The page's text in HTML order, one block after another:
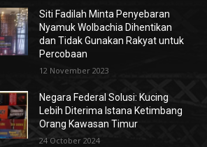
Siti Fadilah Minta Penyebaran
Nyamuk Wolbachia Dihentikan
dan Tidak Gunakan Rakyat untuk
Percobaan
12 November 2023
Negara Federal Solusi: Kucing
Lebih Diterima Istana Ketimbang
Orang Kawasan Timur
24 October 2024